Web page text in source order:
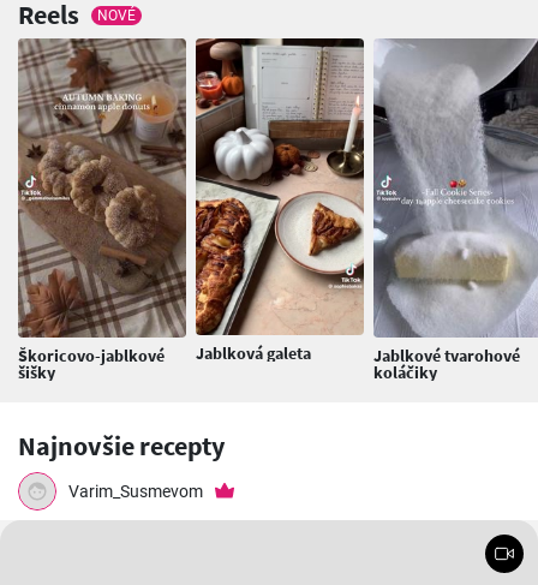
Reels NOVÉ
Škoricovo-jablkové
šišky
Jablková galeta Jablkové tvarohové
koláčiky
Najnovšie recepty
Varim_Susmevom